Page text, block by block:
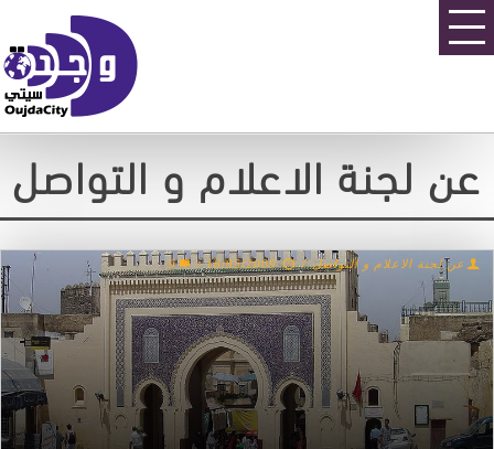
عن لجنة الاعلام و التواصل
عن لجنة الاعلام و التواصل /
18/05/2009
/
0